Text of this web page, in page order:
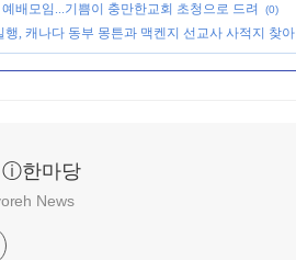
배모임...기쁨이 충만한교회 초청으로 드려 (0)
행, 캐나다 동부 몽튼과 맥켄지 선교사 사적지 찾아
ⓘ한마당
News